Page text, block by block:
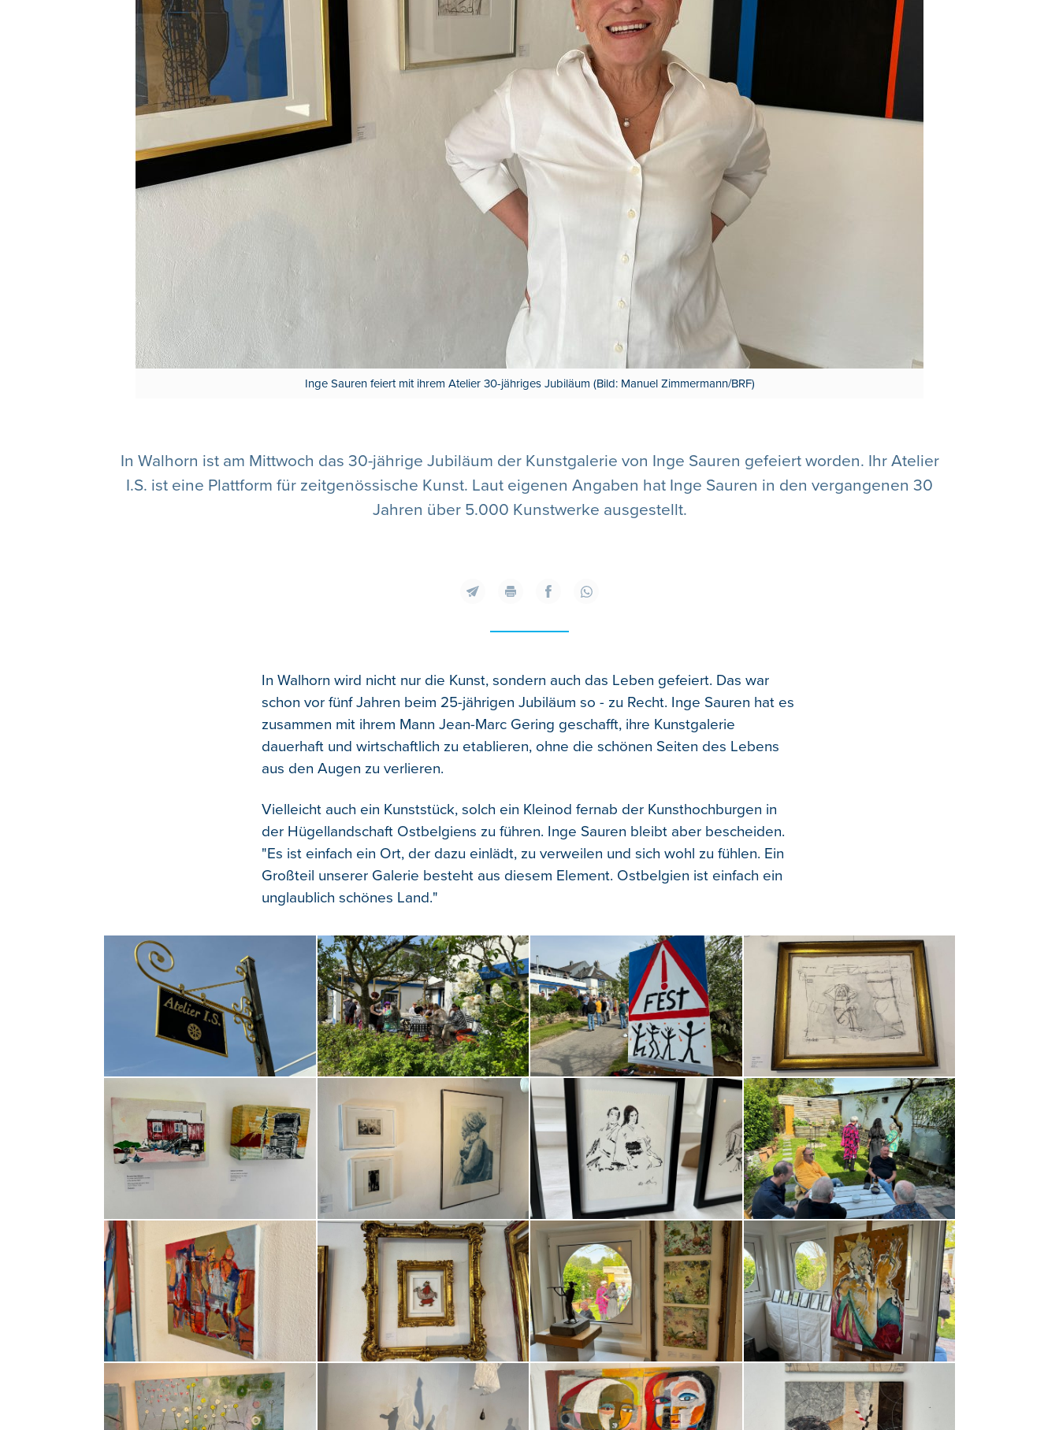
Inge Sauren feiert mit ihrem Atelier 30-jähriges Jubiläum (Bild: Manuel Zimmermann/BRF)
In Walhorn ist am Mittwoch das 30-jährige Jubiläum der Kunstgalerie von Inge Sauren gefeiert worden. Ihr Atelier
I.S. ist eine Plattform für zeitgenössische Kunst. Laut eigenen Angaben hat Inge Sauren in den vergangenen 30
Jahren über 5.000 Kunstwerke ausgestellt.
In Walhorn wird nicht nur die Kunst, sondern auch das Leben gefeiert. Das war
schon vor fünf Jahren beim 25-jährigen Jubiläum so - zu Recht. Inge Sauren hat es
zusammen mit ihrem Mann Jean-Marc Gering geschafft, ihre Kunstgalerie
dauerhaft und wirtschaftlich zu etablieren, ohne die schönen Seiten des Lebens
aus den Augen zu verlieren.
Vielleicht auch ein Kunststück, solch ein Kleinod fernab der Kunsthochburgen in
der Hügellandschaft Ostbelgiens zu führen. Inge Sauren bleibt aber bescheiden.
"Es ist einfach ein Ort, der dazu einlädt, zu verweilen und sich wohl zu fühlen. Ein
Großteil unserer Galerie besteht aus diesem Element. Ostbelgien ist einfach ein
unglaublich schönes Land."